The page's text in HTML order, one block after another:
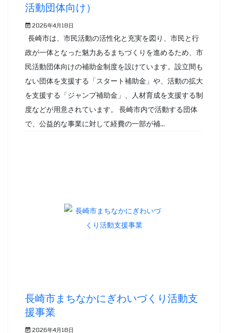
活動団体向け）
2026年4月18日
長崎市は、市民活動の活性化と充実を図り、市民と行
政が一体となった魅力あるまちづくりを進めるため、市
民活動団体向けの補助金制度を設けています。設立間も
ない団体を支援する「スタート補助金」や、活動の拡大
を支援する「ジャンプ補助金」、人材育成を支援する制
度などが用意されています。 長崎市内で活動する団体
で、公益的な事業に対して経費の一部が補...
長崎市まちなかにぎわいづくり活動支
援事業
2026年4月18日